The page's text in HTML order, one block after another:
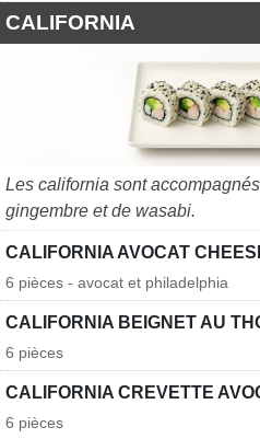
CALIFORNIA
Les california sont
gingembre et de wasabi.
CALIFORNIA AVOCAT
6 pièces - avocat et philadelphia
CALIFORNIA BEIGNET AU
6 pièces
CALIFORNIA CREVETTE
6 pièces